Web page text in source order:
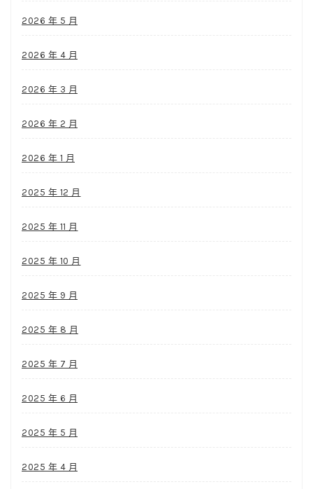
2026 年 5 月
2026 年 4 月
2026 年 3 月
2026 年 2 月
2026 年 1 月
2025 年 12 月
2025 年 11 月
2025 年 10 月
2025 年 9 月
2025 年 8 月
2025 年 7 月
2025 年 6 月
2025 年 5 月
2025 年 4 月